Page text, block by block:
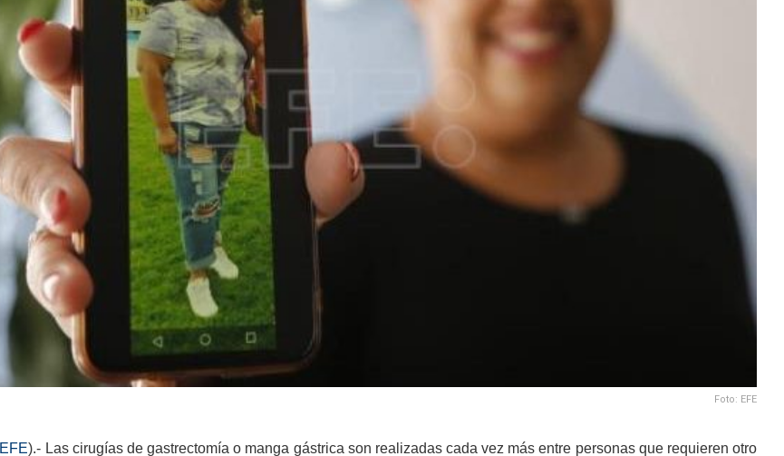
Foto: EFE
EFE).- Las cirugías de gastrectomía o manga gástrica son realizadas cada vez más entre personas que requieren otro